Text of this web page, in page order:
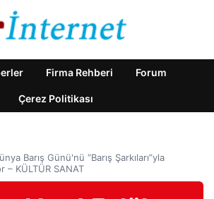
Firma Rehberi Forum
Çerez Politikası
Barış Günü'nü “Barış Şarkıları”yla
– KÜLTÜR SANAT